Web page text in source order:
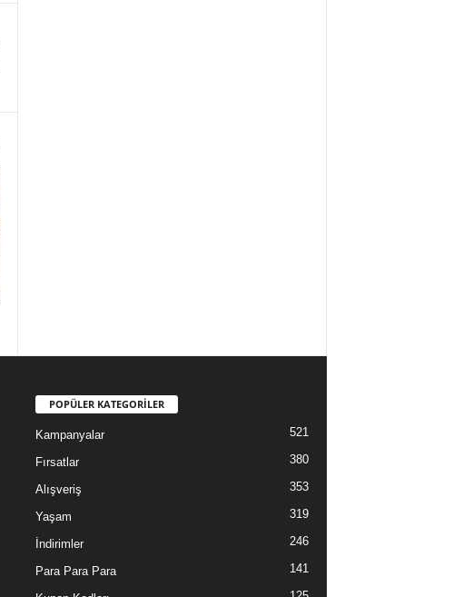
POPÜLER KATEGORİLER
Kampanyalar 521
Fırsatlar 380
Alışveriş 353
Yaşam 319
İndirimler 246
Para Para Para 141